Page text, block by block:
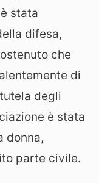
stata
difesa,
che
di
degli
è stata
donna,
parte civile.